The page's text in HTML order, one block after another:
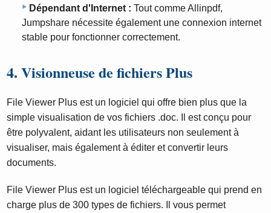
Dépendant d'Internet : Tout comme Allinpdf,
Jumpshare nécessite également une connexion internet
stable pour fonctionner correctement.
4. Visionneuse de fichiers Plus
File Viewer Plus est un logiciel qui offre bien plus que la
simple visualisation de vos fichiers .doc. Il est conçu pour
être polyvalent, aidant les utilisateurs non seulement à
visualiser, mais également à éditer et convertir leurs
documents.
File Viewer Plus est un logiciel téléchargeable qui prend en
charge plus de 300 types de fichiers. Il vous permet